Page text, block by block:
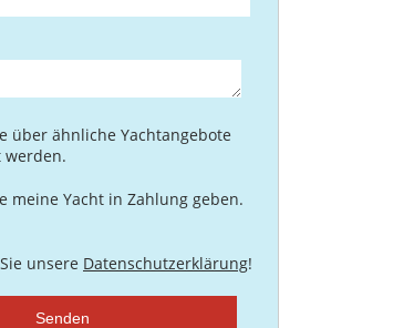
über ähnliche Yachtangebote
meine Yacht in Zahlung geben.
unsere Datenschutzerklärung!
Senden